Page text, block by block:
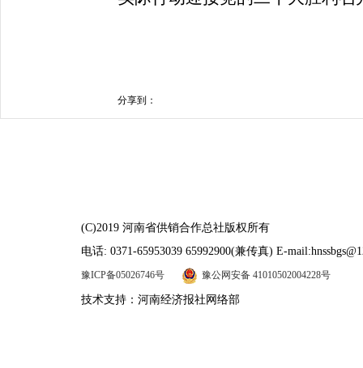
分享到：
(C)2019 河南省供销合作总社版权所有
电话: 0371-65953039 65992900(兼传真) E-
豫ICP备05026746号 豫公网安备 41010502004228号
技术支持：河南经济报社网络部